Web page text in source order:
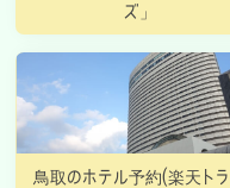
ズ」
鳥取のホテル予約(楽天ト